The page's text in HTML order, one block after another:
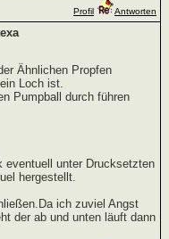
Profil
Antworten
Ähnlichen Propfen
Loch ist.
Pumpball durch führen
eventuell unter Drucksetzten
hergestellt.
ich zuviel Angst
der ab und unten läuft dann